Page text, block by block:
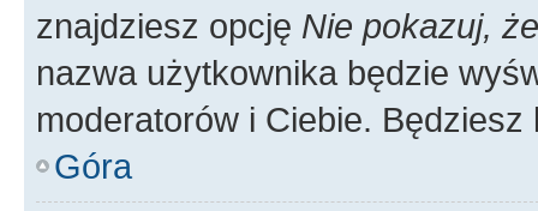
znajdziesz opcję Nie pokazuj,
nazwa użytkownika będzie
moderatorów i Ciebie.
Góra